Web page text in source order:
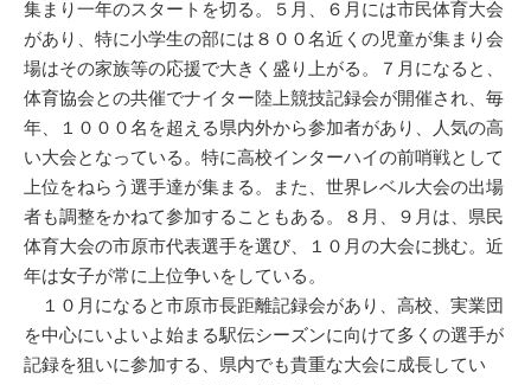
集まり一年のスタートを切る。５月、６月には市民体育大会
があり、特に小学生の部には８００名近くの児童が集まり会
場はその家族等の応援で大きく盛り上がる。７月になると、
体育協会との共催でナイター陸上競技記録会が開催され、毎
年、１０００名を超える県内外から参加者があり、人気の高
い大会となっている。特に高校インターハイの前哨戦として
上位をねらう選手達が集まる。また、世界レベル大会の出場
者も調整をかねて参加することもある。８月、９月は、県民
体育大会の市原市代表選手を選び、１０月の大会に挑む。近
年は女子が常に上位争いをしている。
１０月になると市原市長距離記録会があり、高校、実業団
を中心にいよいよ始まる駅伝シーズンに向けて多くの選手が
記録を狙いに参加する、県内でも貴重な大会に成長してい